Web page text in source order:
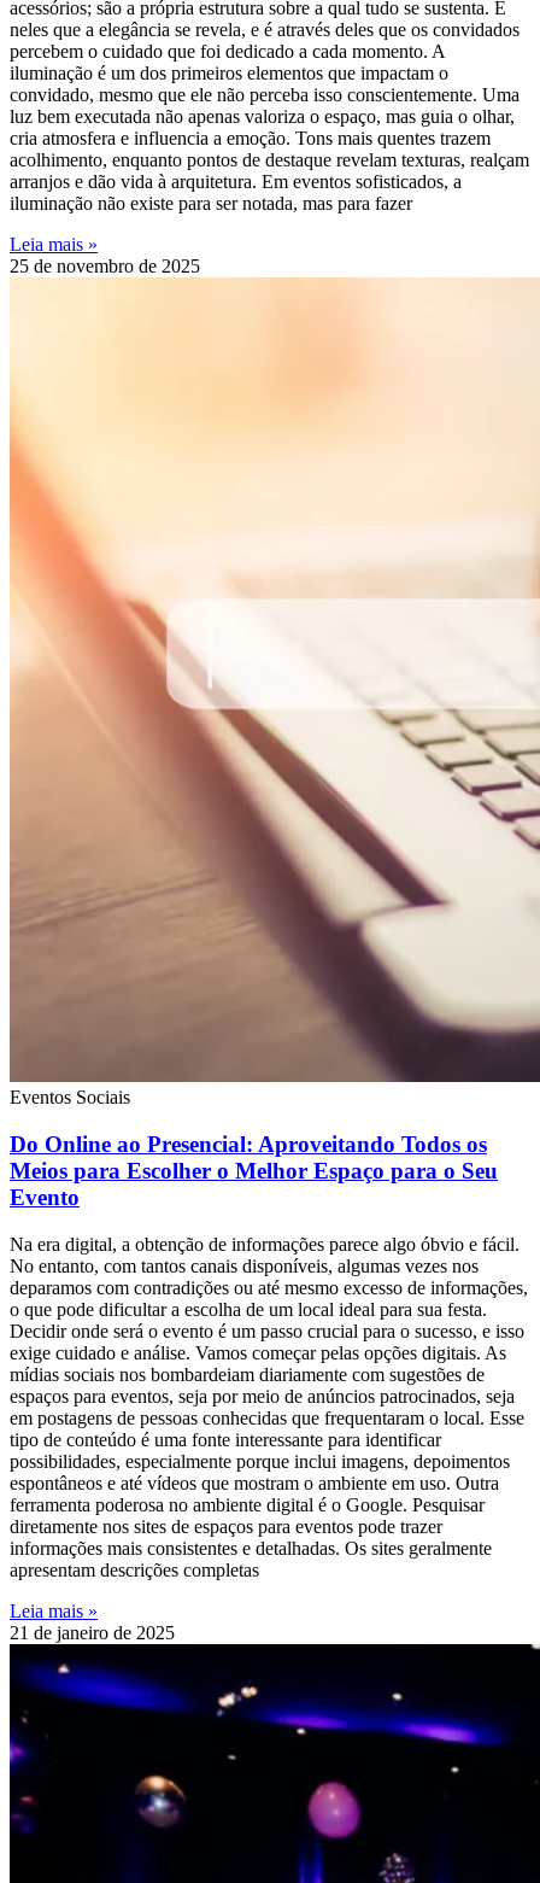
acessórios; são a própria estrutura sobre a qual tudo se sustenta. É
neles que a elegância se revela, e é através deles que os convidados
percebem o cuidado que foi dedicado a cada momento. A
iluminação é um dos primeiros elementos que impactam o
convidado, mesmo que ele não perceba isso conscientemente. Uma
luz bem executada não apenas valoriza o espaço, mas guia o olhar,
cria atmosfera e influencia a emoção. Tons mais quentes trazem
acolhimento, enquanto pontos de destaque revelam texturas, realçam
arranjos e dão vida à arquitetura. Em eventos sofisticados, a
iluminação não existe para ser notada, mas para fazer
Leia mais »
25 de novembro de 2025
Eventos Sociais
Do Online ao Presencial: Aproveitando Todos os
Meios para Escolher o Melhor Espaço para o Seu
Evento
Na era digital, a obtenção de informações parece algo óbvio e fácil.
No entanto, com tantos canais disponíveis, algumas vezes nos
deparamos com contradições ou até mesmo excesso de informações,
o que pode dificultar a escolha de um local ideal para sua festa.
Decidir onde será o evento é um passo crucial para o sucesso, e isso
exige cuidado e análise. Vamos começar pelas opções digitais. As
mídias sociais nos bombardeiam diariamente com sugestões de
espaços para eventos, seja por meio de anúncios patrocinados, seja
em postagens de pessoas conhecidas que frequentaram o local. Esse
tipo de conteúdo é uma fonte interessante para identificar
possibilidades, especialmente porque inclui imagens, depoimentos
espontâneos e até vídeos que mostram o ambiente em uso. Outra
ferramenta poderosa no ambiente digital é o Google. Pesquisar
diretamente nos sites de espaços para eventos pode trazer
informações mais consistentes e detalhadas. Os sites geralmente
apresentam descrições completas
Leia mais »
21 de janeiro de 2025